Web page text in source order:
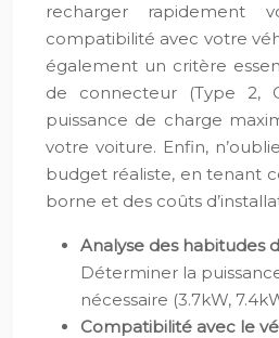
recharger rapidement
compatibilité avec votre
également un critère
de connecteur (Type 2,
puissance de charge
votre voiture. Enfin,
budget réaliste, en tenant
borne et des coûts
Analyse des habitudes
Déterminer la
nécessaire (3.7kW,
Compatibilité avec le